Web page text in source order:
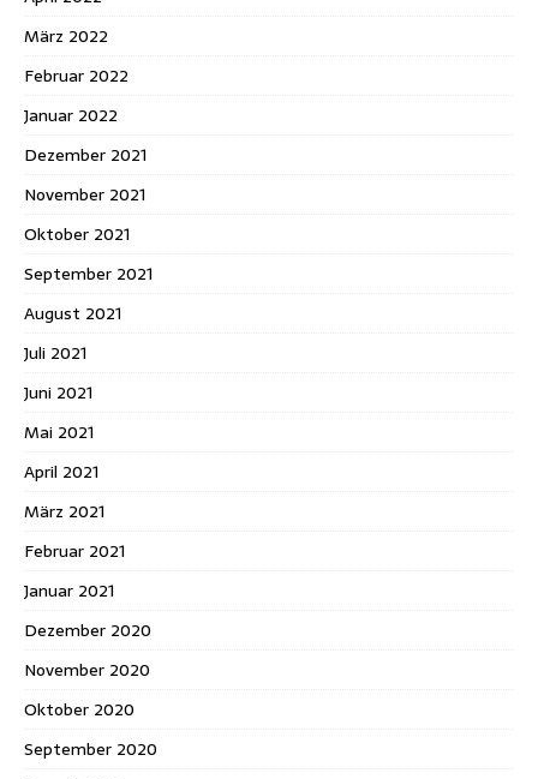
März 2022
Februar 2022
Januar 2022
Dezember 2021
November 2021
Oktober 2021
September 2021
August 2021
Juli 2021
Juni 2021
Mai 2021
April 2021
März 2021
Februar 2021
Januar 2021
Dezember 2020
November 2020
Oktober 2020
September 2020